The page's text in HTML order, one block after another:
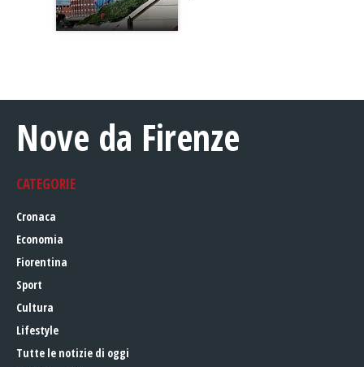
Nove da Firenze
CATEGORIE
Cronaca
Economia
Fiorentina
Sport
Cultura
Lifestyle
Tutte le notizie di oggi